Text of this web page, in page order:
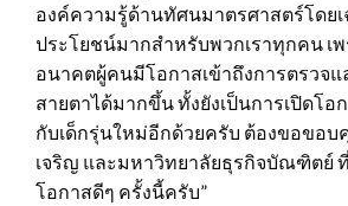
องค์ความรู้ด้านทัศนมาตรศาสตร์โดยเ
ประโยชน์มากสำหรับพวกเราทุกคน เ
อนาคตผู้คนมีโอกาสเข้าถึงการตรวจ
สายตาได้มากขึ้น ทั้งยังเป็นการเปิดโ
กับเด็กรุ่นใหม่อีกด้วยครับ ต้องขอขอ
เจริญ และมหาวิทยาลัยธุรกิจบัณฑิตย์
โอกาสดีๆ ครั้งนี้ครับ”